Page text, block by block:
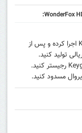
فایل Keygen.exe را از درون پوشه Keygen اجرا کرده و پس از
تولید کنید.
مسدود کنيد.